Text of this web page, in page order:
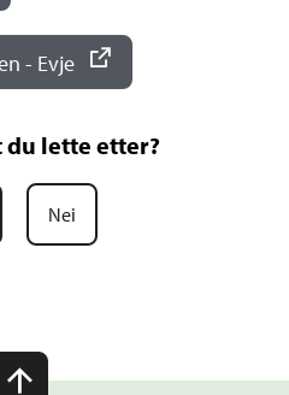
- Evje
du lette etter?
Nei